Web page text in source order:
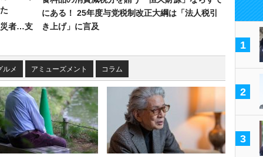
災者…支
にある！ 25年度与党税制改正大綱は「法人税引
き上げ」に言及
ルメ アミューズメント コラム
1
2
3